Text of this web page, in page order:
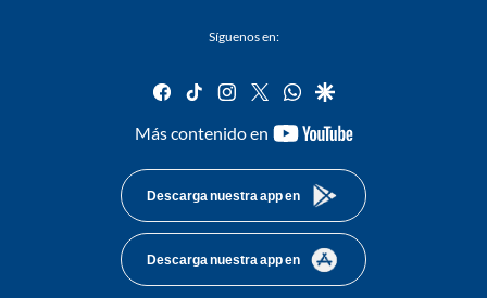
Síguenos en:
facebook
tiktok instagram
twitterwhatsapp
google
Más contenido en
youtube-
Descarga nuestra app en
Descarga nuestra app en